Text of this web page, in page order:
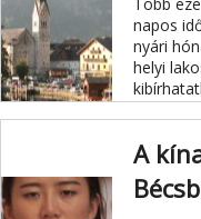
napos
nyári
helyi
zaj miatt
A